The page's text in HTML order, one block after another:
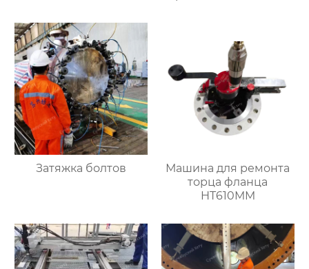
Затяжка болтов
Машина для ремонта
торца фланца
HT610MM